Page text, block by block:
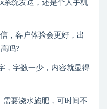
系统发送，还是个人手机
，客户体验会更好，出
吗?
，字数一少，内容就显得
需要浇水施肥，可时间不